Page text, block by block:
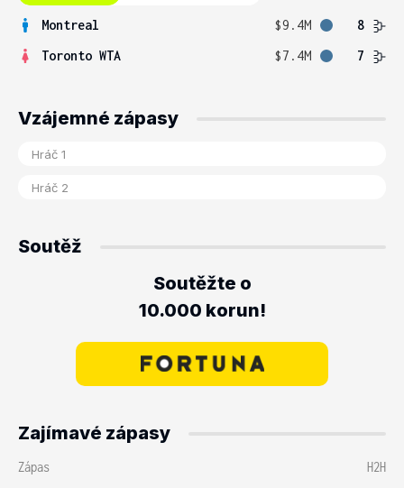
Montreal $9.4M
8
Toronto WTA
$7.4M 7
Vzájemné zápasy
Soutěž
Soutěžte o
10.000 korun!
Zajímavé zápasy
Zápas
H2H